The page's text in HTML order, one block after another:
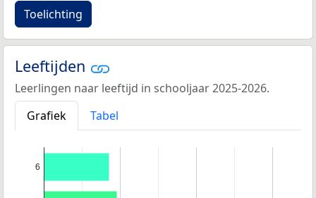
Toelichting
Leeftijden
Leerlingen naar leeftijd in schooljaar 2025-2026.
Grafiek
Tabel
6